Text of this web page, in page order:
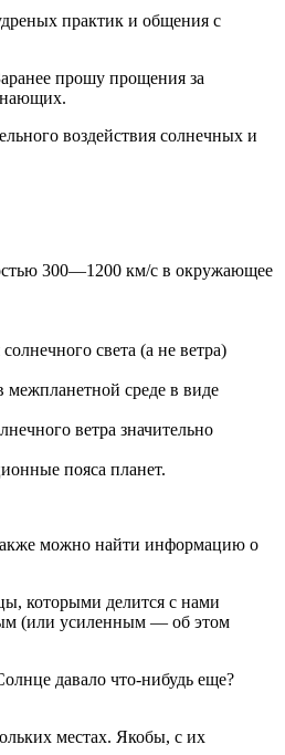
практик и общения с
прошу прощения за
воздействия солнечных и
300—1200 км/с в окружающее
света (а не ветра)
межпланетной среде в виде
ветра значительно
пояса планет.
можно найти информацию о
которыми делится с нами
(или усиленным — об этом
давало что-нибудь еще?
местах. Якобы, с их